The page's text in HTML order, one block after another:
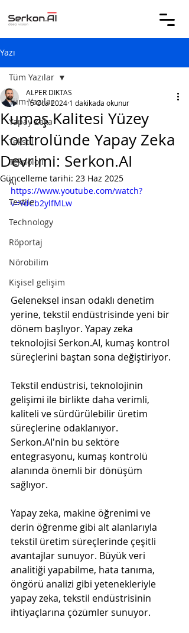
Yazı
Tüm Yazılar
Yapay Zeka
Tekstil
Teknoloji
AI
Textile
Technology
Röportaj
Nörobilim
Kişisel gelişim
Tüm Yazılar
Kumaş Kalitesi Yüzey
Kontrolünde Yapay Zeka
Devrimi: Serkon.AI
ALPER DIKTAS
15 Oca 2024 1 dakikada okunur
Güncelleme tarihi: 23 Haz 2025
https://www.youtube.com/watch?
v=YdCb2ylfMLw
Geleneksel insan odaklı denetim
yerine, tekstil endüstrisinde yeni bir
dönem başlıyor. Yapay zeka
teknolojisi Serkon.AI, kumaş kontrol
süreçlerini baştan sona değiştiriyor.
Tekstil endüstrisi, teknolojinin
gelişimi ile birlikte daha verimli,
kaliteli ve sürdürülebilir üretim
süreçlerine odaklanıyor.
Serkon.AI'nin bu sektöre
entegrasyonu, kumaş kontrolü
alanında önemli bir dönüşüm
sağlıyor.
Yapay zeka, makine öğrenimi ve
derin öğrenme gibi alt alanlarıyla
tekstil üretim süreçlerinde çeşitli
avantajlar sunuyor. Büyük veri
analitiği yapabilme, hata tanıma,
öngörü analizi gibi yetenekleriyle
yapay zeka, tekstil endüstrisinin
ihtiyaçlarına çözümler sunuyor.